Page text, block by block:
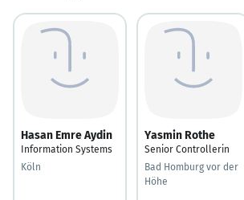
Hasan Emre Aydin
Information Systems
Köln
Yasmin Rothe
Senior Controllerin
Bad Homburg vor der
Höhe